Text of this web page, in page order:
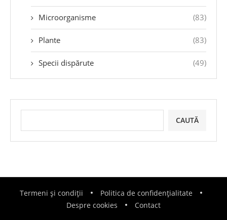
Microorganisme (83)
Plante (83)
Specii dispărute (49)
CAUTĂ
Termeni și condiții
Politica de confidențialitate
Despre cookies
Contact